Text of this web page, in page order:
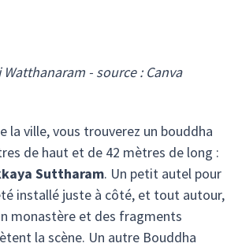
Watthanaram - source : Canva
la ville, vous trouverez un bouddha
de haut et de 42 mètres de long :
Suttharam. Un petit autel pour
installé juste à côté, et tout autour,
monastère et des fragments
la scène. Un autre Bouddha